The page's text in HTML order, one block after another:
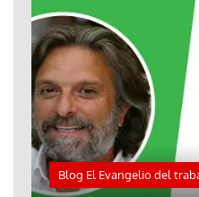
Blog El Evangelio del